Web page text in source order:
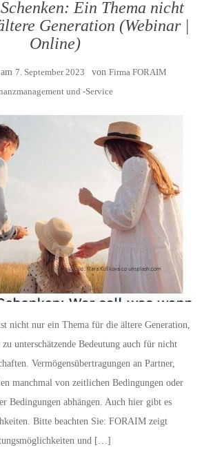
Ein Thema nicht
Generation (Webinar |
Online)
7. September 2023 von Firma FORAIM
und -Service
nicht nur ein Thema für die ältere Generation,
unterschätzende Bedeutung auch für nicht
Vermögensübertragungen an Partner,
manchmal von zeitlichen Bedingungen oder
Bedingungen abhängen. Auch hier gibt es
Bitte beachten Sie: FORAIM zeigt
und […]